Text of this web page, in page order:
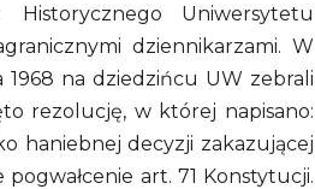
Uniwersytetu
dziennikarzami. W
na dziedzińcu UW zebrali
rezolucję, w której napisano:
haniebnej decyzji zakazującej
art. 71 Konstytucji.